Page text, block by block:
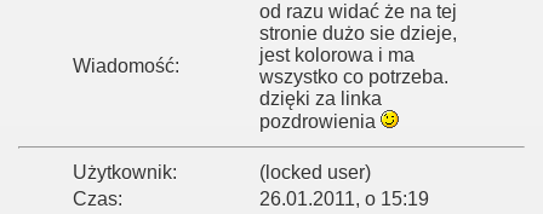
Wiadomość:
od razu widać że na tej
stronie dużo sie dzieje,
jest kolorowa i ma
wszystko co potrzeba.
dzięki za linka
pozdrowienia
Użytkownik:
(locked user)
Czas:
26.01.2011, o 15:19